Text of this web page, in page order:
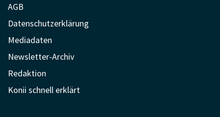
AGB
Datenschutzerklärung
Mediadaten
Newsletter-Archiv
Redaktion
Konii schnell erklärt